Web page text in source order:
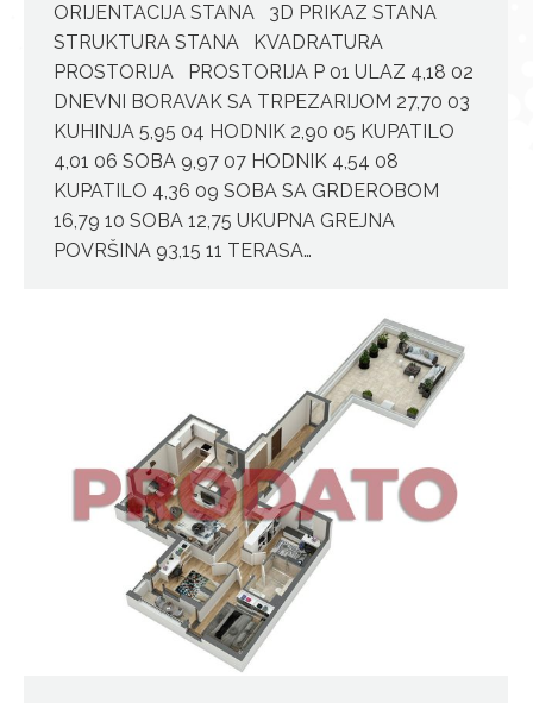
ORIJENTACIJA STANA 3D PRIKAZ STANA
STRUKTURA STANA KVADRATURA
PROSTORIJA PROSTORIJA P 01 ULAZ 4,18 02
DNEVNI BORAVAK SA TRPEZARIJOM 27,70 03
KUHINJA 5,95 04 HODNIK 2,90 05 KUPATILO
4,01 06 SOBA 9,97 07 HODNIK 4,54 08
KUPATILO 4,36 09 SOBA SA GRDEROBOM
16,79 10 SOBA 12,75 UKUPNA GREJNA
POVRŠINA 93,15 11 TERASA…